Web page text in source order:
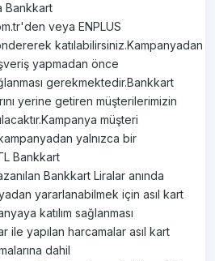
Bankkart
veya ENPLUS
katılabilirsiniz.Kampanyadan
yapmadan önce
gerekmektedir.Bankkart
yerine getiren müşterilerimizin
müşteri
yalnızca bir
Bankkart
Bankkart Liralar anında
yararlanabilmek için asıl kart
katılım sağlanması
ile yapılan harcamalar asıl kart
dahil